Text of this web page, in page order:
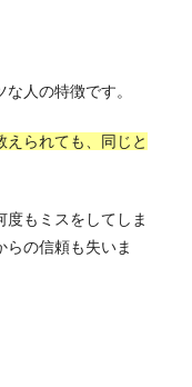
人の特徴です。
えられても、同じと
度もミスをしてしま
らの信頼も失いま